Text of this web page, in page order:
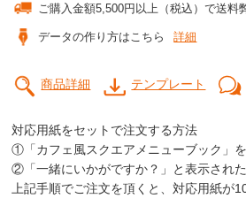
ご購入金額5,500円以上（税込）で送料
データの作り方はこちら 詳細
商品詳細 テンプレート
対応用紙をセットで注文する方法
①「カフェ風スクエアメニューブック」
②「一緒にいかがですか？」と表示され
上記手順でご注文を頂くと、対応用紙が